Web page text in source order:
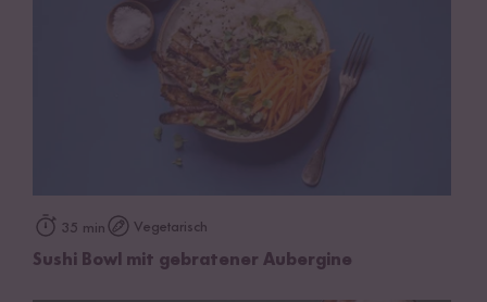
35 min Vegetarisch
Sushi Bowl mit gebratener Aubergine